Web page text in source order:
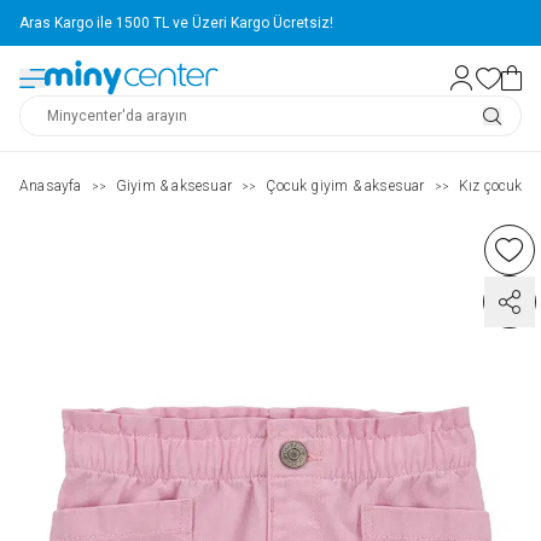
Aras Kargo ile 1500 TL ve Üzeri Kargo Ücretsiz!
Anasayfa >> Giyim & aksesuar >> Çocuk giyim & aksesuar >> Kız çocuk (